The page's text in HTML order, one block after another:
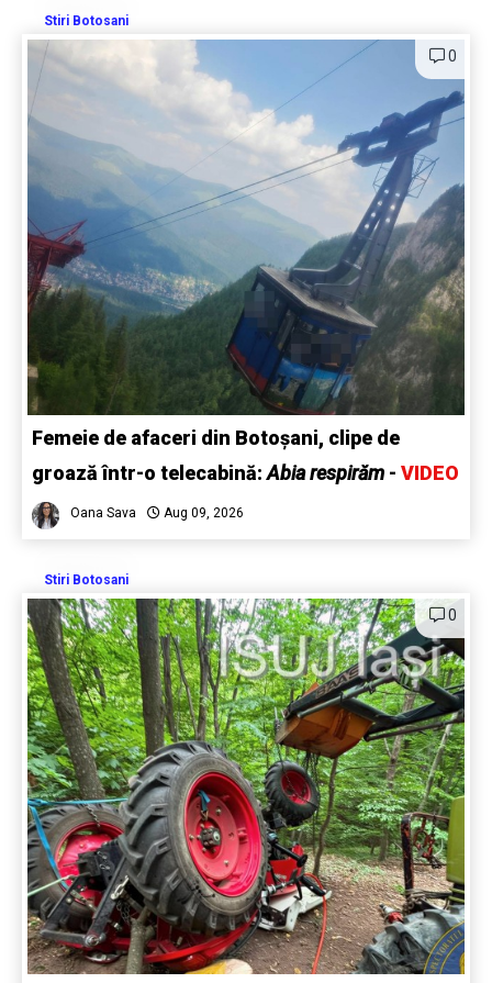
Stiri Botosani
0
Femeie de afaceri din Botoșani, clipe de
groază într-o telecabină:Abia respirăm - VIDEO
Oana Sava Aug 09, 2026
Stiri Botosani
0